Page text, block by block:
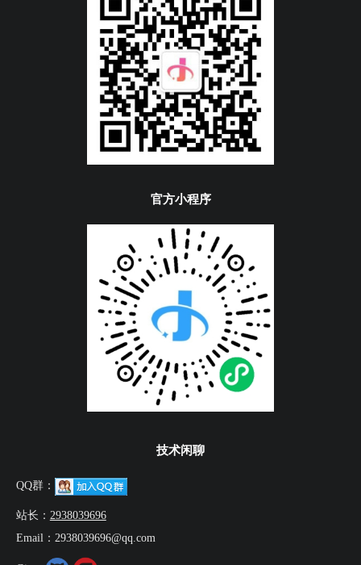
官方小程序
技术闲聊
QQ群：
站长： 2938039696
Email：2938039696@qq.com